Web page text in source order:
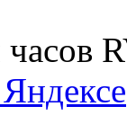
часов